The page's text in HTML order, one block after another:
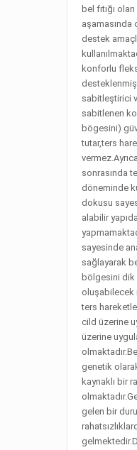
bel fıtığı
aşamasında
destek
konforlu
desteklenmiş
sabitleştirici
sabitlenen
bögesini)
tutar,ters
sonrasında
döneminde
dokusu
alabilir
sayesinde
sağlayarak
bölgesini dik
oluşabilecek
ters
cild üzerine
üzerine
genetik
kaynaklı bir
gelen bir